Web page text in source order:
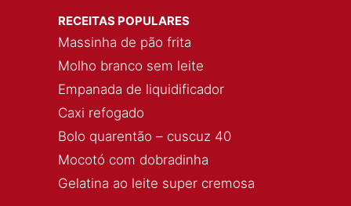
RECEITAS POPULARES
Massinha de pão frita
Molho branco sem leite
Empanada de liquidificador
Caxi refogado
Bolo quarentão – cuscuz 40
Mocotó com dobradinha
Gelatina ao leite super cremosa